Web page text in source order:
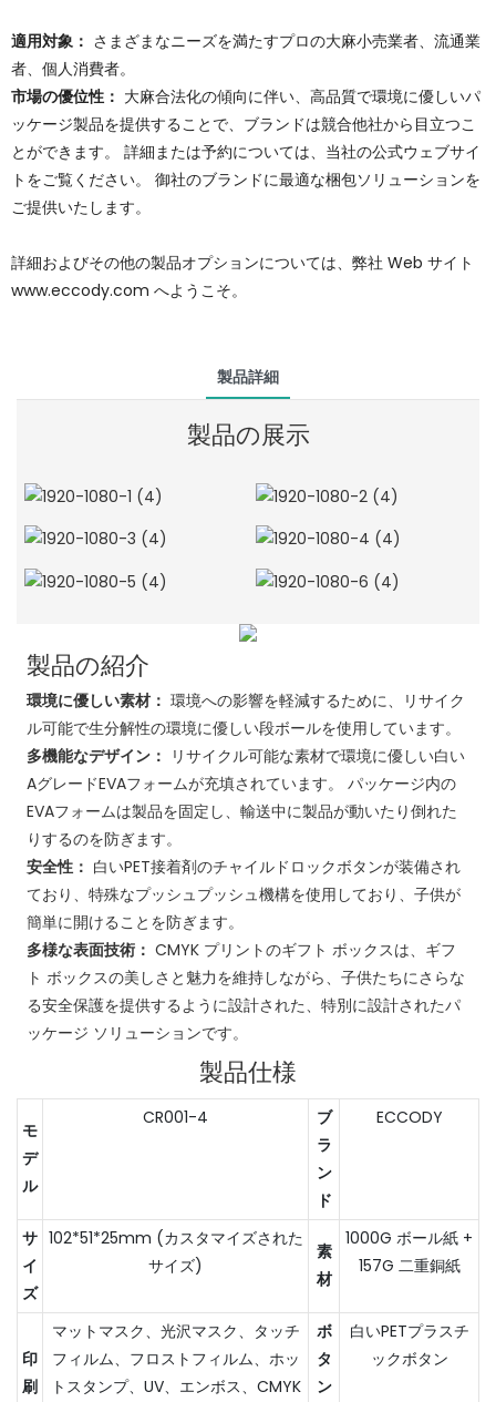
適用対象： さまざまなニーズを満たすプロの大麻小売業者、流通業
者、個人消費者。
市場の優位性： 大麻合法化の傾向に伴い、高品質で環境に優しいパ
ッケージ製品を提供することで、ブランドは競合他社から目立つこ
とができます。 詳細または予約については、当社の公式ウェブサイ
トをご覧ください。 御社のブランドに最適な梱包ソリューションを
ご提供いたします。
詳細およびその他の製品オプションについては、弊社 Web サイト
www.eccody.com へようこそ。
製品詳細
製品の展示
製品の紹介
環境に優しい素材： 環境への影響を軽減するために、リサイク
ル可能で生分解性の環境に優しい段ボールを使用しています。
多機能なデザイン： リサイクル可能な素材で環境に優しい白い
AグレードEVAフォームが充填されています。 パッケージ内の
EVAフォームは製品を固定し、輸送中に製品が動いたり倒れた
りするのを防ぎます。
安全性： 白いPET接着剤のチャイルドロックボタンが装備され
ており、特殊なプッシュプッシュ機構を使用しており、子供が
簡単に開けることを防ぎます。
多様な表面技術： CMYK プリントのギフト ボックスは、ギフ
ト ボックスの美しさと魅力を維持しながら、子供たちにさらな
る安全保護を提供するように設計された、特別に設計されたパ
ッケージ ソリューションです。
製品仕様
モ
デ
ル
CR001-4
ブ
ラ
ン
ド
ECCODY
サ
イ
ズ
102*51*25mm (カスタマイズされた
サイズ)
素
材
1000G ボール紙 +
157G 二重銅紙
印
刷
マットマスク、光沢マスク、タッチ
フィルム、フロストフィルム、ホッ
トスタンプ、UV、エンボス、CMYK
ボ
タ
ン
白いPETプラスチ
ックボタン